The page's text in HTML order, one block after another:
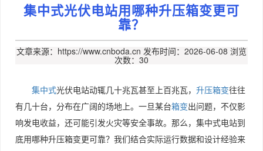
集中式光伏电站用哪种升压箱变更可
靠？
文章来源：https://www.cnboda.cn 发布时间：2026-06-08 浏览
次数：30
集中式光伏电站动辄几十兆瓦甚至上百兆瓦， 升压箱变往往
有几十台，分布在广阔的场地上。一旦某台箱变出问题，不仅影
响发电收益，还可能引发火灾等安全事故。那么，集中式电站到
底用哪种升压箱变更可靠？我们结合实际运行数据和设计经验来